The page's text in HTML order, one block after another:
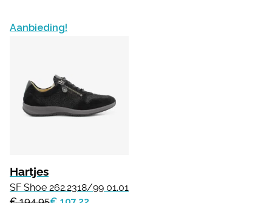
Aanbieding!
Hartjes
SF Shoe 262.2318/99 01.01